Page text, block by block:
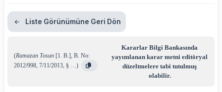
Liste Görünümüne Geri Dön
(Ramazan Tosun [1. B.], B. No:
2012/998, 7/11/2013, § …)
Kararlar Bilgi Bankasında
yayımlanan karar metni editöryal
düzeltmelere tabi tutulmuş
olabilir.